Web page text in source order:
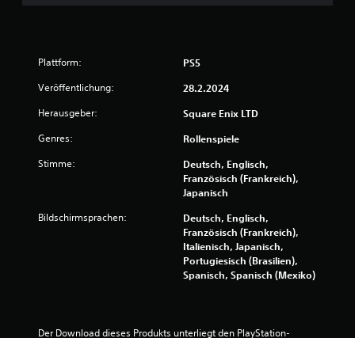
e
u
6
2
Plattform: PS5
Veröffentlichung: 28.2.2024
Herausgeber: Square Enix LTD
Genres: Rollenspiele
Stimme:
Deutsch, Englisch,
Französisch (Frankreich),
Japanisch
Bildschirmsprachen:
Deutsch, Englisch,
Französisch (Frankreich),
Italienisch, Japanisch,
Portugiesisch (Brasilien),
Spanisch, Spanisch (Mexiko)
Der Download dieses Produkts unterliegt den PlayStation-